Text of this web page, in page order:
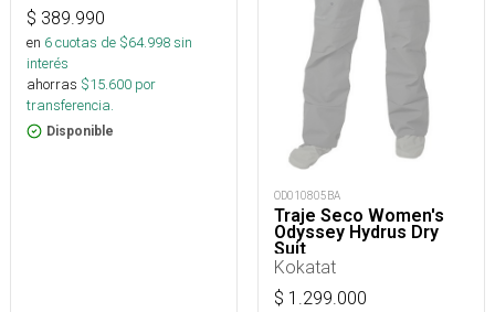
$ 389.990
en 6cuotas de $64.998sin
interés
ahorras $15.600 por
transferencia.
Disponible
OD010805BA
Traje Seco Women's
Odyssey Hydrus Dry
Suit
Kokatat
$ 1.299.000